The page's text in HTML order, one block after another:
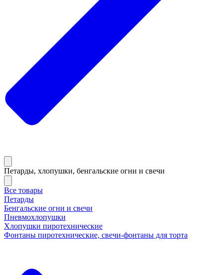
Петарды, хлопушки, бенгальские огни и свечи
Все товары
Петарды
Бенгальские огни и свечи
Пневмохлопушки
Хлопушки пиротехнические
Фонтаны пиротехнические, свечи-фонтаны для торта